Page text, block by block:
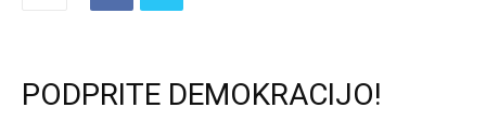
PODPRITE DEMOKRACIJO!